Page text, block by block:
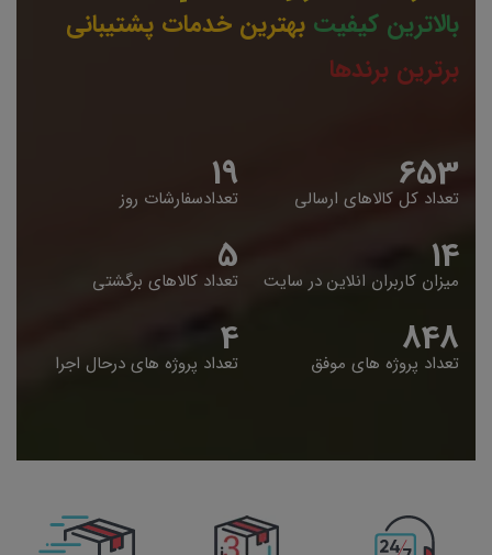
بالاترین کیفیت بهترین خدمات پشتیبانی
برترین برندها
653
تعداد کل کالاهای ارسالی 19
تعدادسفارشات روز
14
میزان کاربران انلاین در سایت 5
تعداد کالاهای برگشتی
848
تعداد پروژه های موفق 4
تعداد پروژه های درحال اجرا